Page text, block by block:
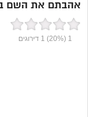
אהבתם את השם
1
(20%)
1 דירוגים